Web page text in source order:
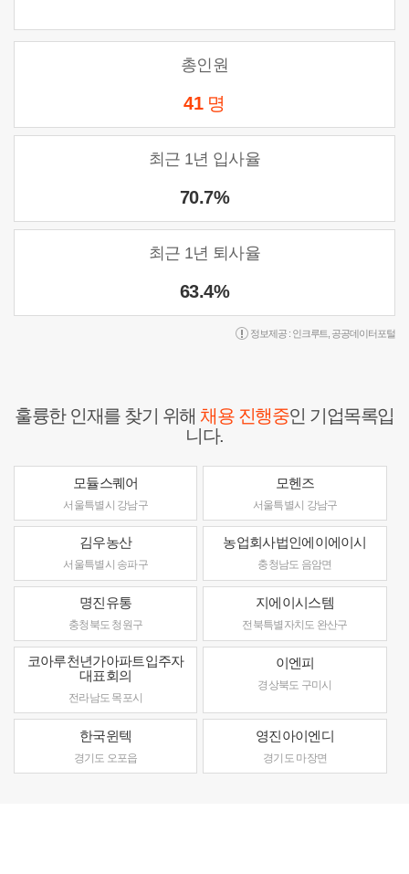
총인원
41 명
최근 1년 입사율
70.7%
최근 1년 퇴사율
63.4%
정보제공 : 인크루트 공공데이터포털
훌륭한 인재를 찾기 위해채용 진행중인 기업목록입
니다.
모듈스퀘어
서울특별시 강남구
모헨즈
서울특별시 강남구
김우농산
서울특별시 송파구
농업회사법인에이에이시
충청남도 음암면
명진유통
충청북도 청원구
지에이시스템
전북특별자치도 완산구
코아루천년가아파트입주자
대표회의
전라남도 목포시
이엔피
경상북도 구미시
한국윈텍
경기도 오포읍
영진아이엔디
경기도 마장면